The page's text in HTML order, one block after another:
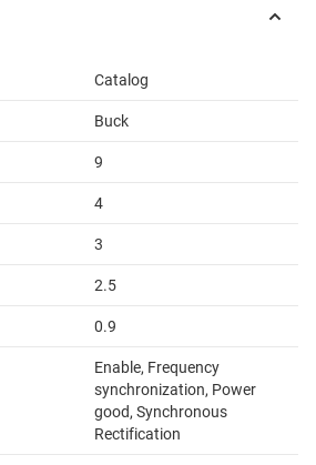
Catalog
Buck
9
4
3
2.5
0.9
Enable, Frequency
synchronization, Power
good, Synchronous
Rectification